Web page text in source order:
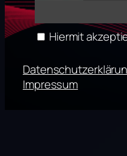
Hiermit
Impressum